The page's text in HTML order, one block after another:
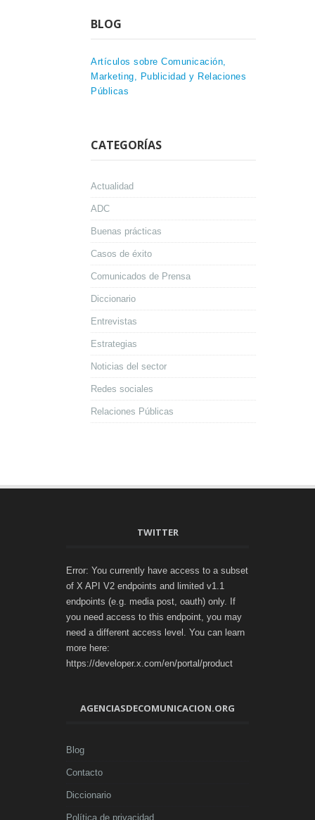
BLOG
Artículos sobre Comunicación,
Marketing, Publicidad y Relaciones
Públicas
CATEGORÍAS
Actualidad
ADC
Buenas prácticas
Casos de éxito
Comunicados de Prensa
Diccionario
Entrevistas
Estrategias
Noticias del sector
Redes sociales
Relaciones Públicas
TWITTER
Error: You currently have access to a subset
of X API V2 endpoints and limited v1.1
endpoints (e.g. media post, oauth) only. If
you need access to this endpoint, you may
need a different access level. You can learn
more here:
https://developer.x.com/en/portal/product
AGENCIASDECOMUNICACION.ORG
Blog
Contacto
Diccionario
Política de privacidad